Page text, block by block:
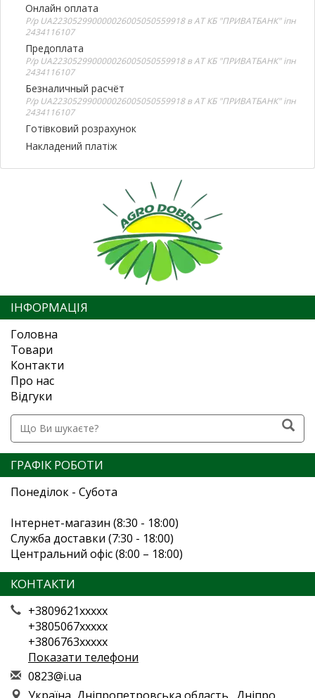
Онлайн оплата
Р/р UA223052990000026005050559918 в АТ КБ "ПРИВАТБАНК" іпн
2434116107
Предоплата
Р/р UA223052990000026005050559918 в АТ КБ "ПРИВАТБАНК" іпн
2434116107
Безналичный расчёт
Р/р UA223052990000026005050559918 в АТ КБ "ПРИВАТБАНК" іпн
2434116107
Готівковий розрахунок
Накладений платіж
ІНФОРМАЦІЯ
Головна
Товари
Контакти
Про нас
Відгуки
ГРАФІК РОБОТИ
Понеділок - Субота
Інтернет-магазин (8:30 - 18:00)
Служба доставки (7:30 - 18:00)
Центральний офіс (8:00 – 18:00)
КОНТАКТИ
+3809621xxxxx
+3805067xxxxx
+3806763xxxxx
Показати телефони
0823@i.ua
Україна, Дніпропетровська область., Дніпро,